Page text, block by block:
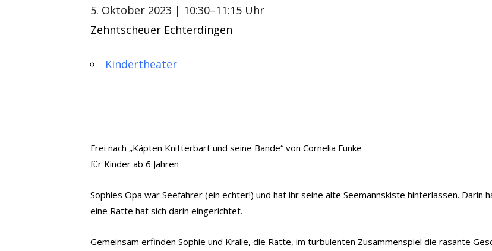
5. Oktober 2023 | 10:30–11:15 Uhr
Zehntscheuer Echterdingen
Kindertheater
Frei nach „Käpten Knitterbart und seine Bande“ von Cornelia Funke
für Kinder ab 6 Jahren
Sophies Opa war Seefahrer (ein echter!) und hat ihr seine alte Seemannskiste hinterlassen. Darin
eine Ratte hat sich darin eingerichtet.
Gemeinsam erfinden Sophie und Kralle, die Ratte, im turbulenten Zusammenspiel die rasante